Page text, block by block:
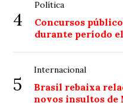
4
Política
Concursos
durante período
5
Internacional
Brasil rebaixa
novos insultos de